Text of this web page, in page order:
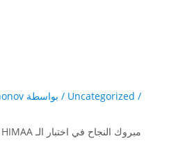
/
Uncategorized / بواسطة
مبروك النجاح في اختبار الـ HIMAA